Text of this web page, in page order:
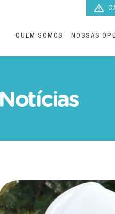
QUEM SOMOS NOSSAS
Notícias